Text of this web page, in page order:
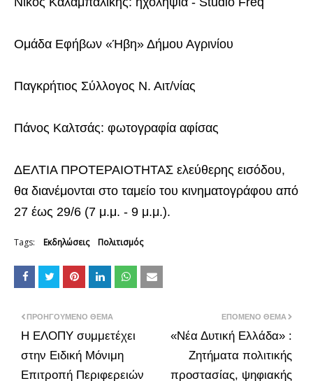
Ομάδα Εφήβων «Ήβη» Δήμου Αγρινίου
Παγκρήτιος Σύλλογος Ν. Αιτ/νίας
Πάνος Καλτσάς: φωτογραφία αφίσας
ΔΕΛΤΙΑ ΠΡΟΤΕΡΑΙΟΤΗΤΑΣ ελεύθερης εισόδου,
θα διανέμονται στο ταμείο του κινηματογράφου από
27 έως 29/6 (7 μ.μ. - 9 μ.μ.).
Tags: Εκδηλώσεις Πολιτισμός
ΕΠΌΜΕΝΟ ΘΈΜΑ
«Νέα Δυτική Ελλάδα» :
Ζητήματα πολιτικής
προστασίας, ψηφιακής
ΠΡΟΗΓΟΎΜΕΝΟ ΘΈΜΑ
Η ΕΛΟΠΥ συμμετέχει
στην Ειδική Μόνιμη
Επιτροπή Περιφερειών